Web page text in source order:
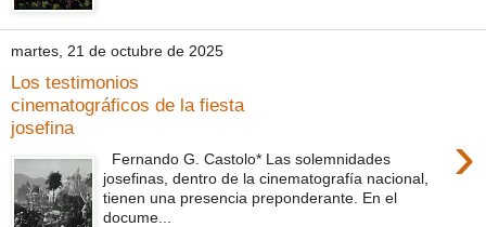
martes, 21 de octubre de 2025
Los testimonios
cinematográficos de la fiesta
josefina
›
Fernando G. Castolo* Las solemnidades
josefinas, dentro de la cinematografía nacional,
tienen una presencia preponderante. En el
docume...